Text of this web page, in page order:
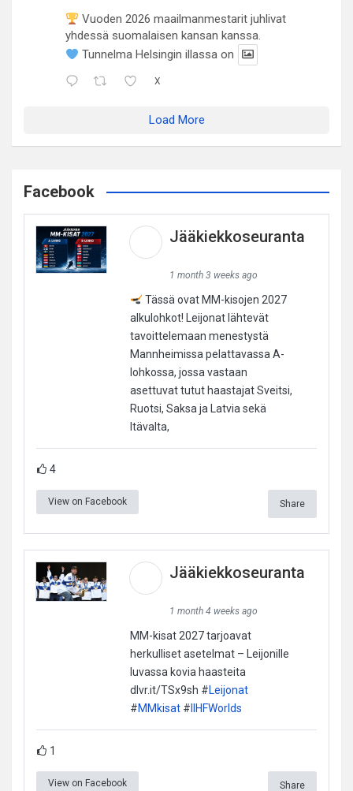
Vuoden 2026 maailmanmestarit juhlivat
yhdessä suomalaisen kansan kanssa.
Tunnelma Helsingin illassa on
X
Load More
Facebook
Jääkiekkoseuranta
1 month 3 weeks ago
Tässä ovat MM-kisojen 2027
alkulohkot! Leijonat lähtevät
tavoittelemaan menestystä
Mannheimissa pelattavassa A-
lohkossa, jossa vastaan
asettuvat tutut haastajat Sveitsi,
Ruotsi, Saksa ja Latvia sekä
Itävalta,
4
View on Facebook Share
Jääkiekkoseuranta
1 month 4 weeks ago
MM-kisat 2027 tarjoavat
herkulliset asetelmat – Leijonille
luvassa kovia haasteita
dlvr.it/TSx9sh #Leijonat
#MMkisat#IIHFWorlds
1
View on Facebook Share